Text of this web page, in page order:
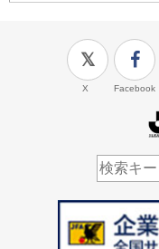
X Facebook